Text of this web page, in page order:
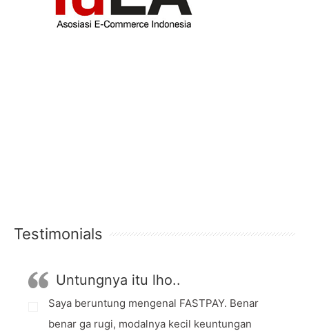
Testimonials
Untungnya itu lho..
Saya beruntung mengenal FASTPAY. Benar
benar ga rugi, modalnya kecil keuntungan